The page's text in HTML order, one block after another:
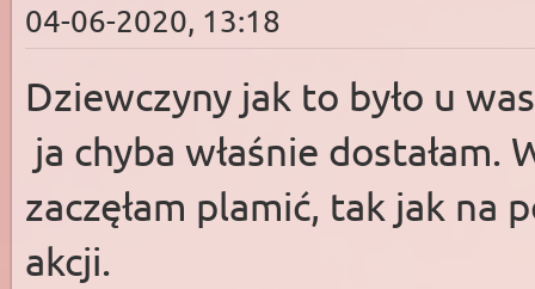
04-06-2020, 13:18
Dziewczyny jak to było u
ja chyba właśnie dostałam.
zaczęłam plamić, tak jak na
akcji.